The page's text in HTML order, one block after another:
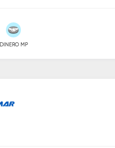
DINERO MP